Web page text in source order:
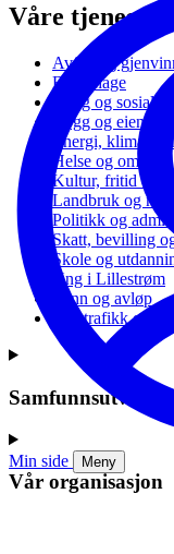
Min side Meny
Våre tjenester
Avfall og
Barnehage
Bolig og sosiale
Bygg og eiendom
Energi, klima og
Helse og omsorg
Kultur, fritid og
Landbruk og natur
Politikk og
Skatt, bevilling
Skole og
Ung i Lillestrøm
Vann og avløp
Vei, trafikk og
Vår organisasjon